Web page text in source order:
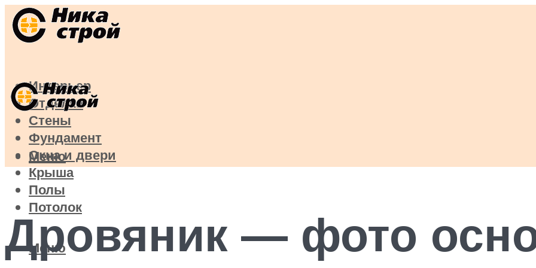
Интерьер
Отделка
Стены
Фундамент
Окна и двери
Крыша
Полы
Потолок
Меню
Меню
Дровяник — фото